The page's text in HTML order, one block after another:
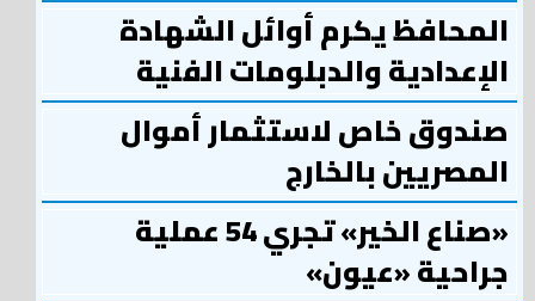
المحافظ يكرم أوائل الشهادة
الإعدادية والدبلومات الفنية
صندوق خاص لاستثمار أموال
المصريين بالخارج
«صناع الخير» تجري 54 عملية
جراحية «عيون»